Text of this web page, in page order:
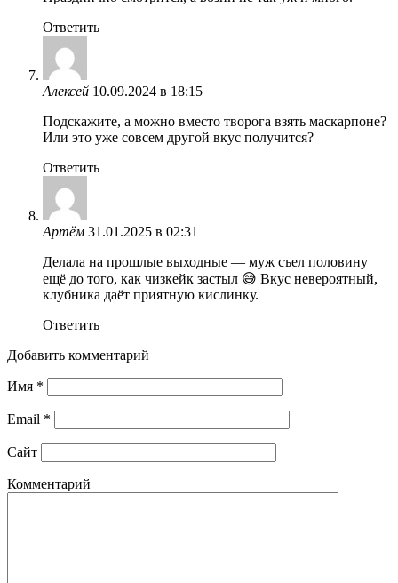
Ответить
Алексей 10.09.2024 в 18:15
Подскажите, а можно вместо творога взять маскарпоне?
Или это уже совсем другой вкус получится?
Ответить
Артём 31.01.2025 в 02:31
Делала на прошлые выходные — муж съел половину
ещё до того, как чизкейк застыл 😅 Вкус невероятный,
клубника даёт приятную кислинку.
Ответить
Добавить комментарий
Имя *
Email *
Сайт
Комментарий